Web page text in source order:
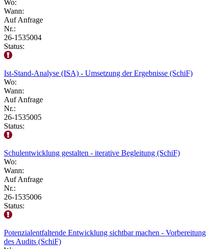
Wo:
Wann:
Auf Anfrage
Nr.:
26-1535004
Status:
Ist-Stand-Analyse (ISA) - Umsetzung der Ergebnisse (SchiF)
Wo:
Wann:
Auf Anfrage
Nr.:
26-1535005
Status:
Schulentwicklung gestalten - iterative Begleitung (SchiF)
Wo:
Wann:
Auf Anfrage
Nr.:
26-1535006
Status:
Potenzialentfaltende Entwicklung sichtbar machen - Vorbereitung
des Audits (SchiF)